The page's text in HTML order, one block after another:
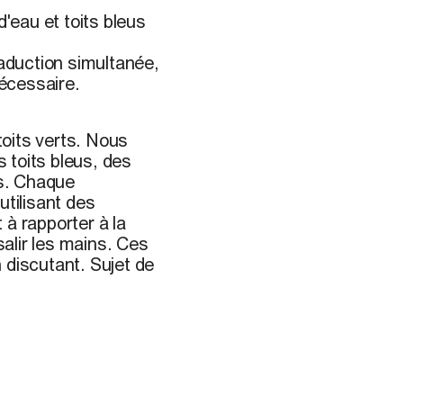
et toits bleus
simultanée,
verts. Nous
toits bleus, des
Chaque
des
rapporter à la
les mains. Ces
discutant. Sujet de